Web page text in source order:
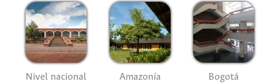
Nivel nacional Amazonía Bogotá